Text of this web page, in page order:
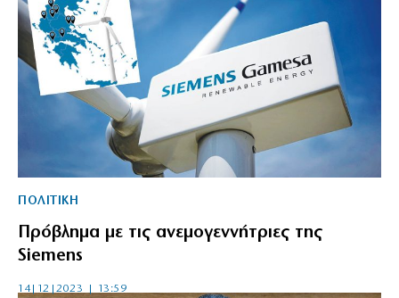
ΠΟΛΙΤΙΚΗ
Πρόβλημα με τις ανεμογεννήτριες της
Siemens
14|12|2023 | 13:59